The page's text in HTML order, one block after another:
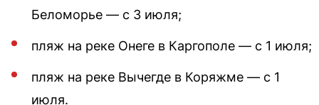
Беломорье — с 3 июля;
пляж на реке Онеге в Каргополе — с 1 июля;
пляж на реке Вычегде в Коряжме — с 1
июля.